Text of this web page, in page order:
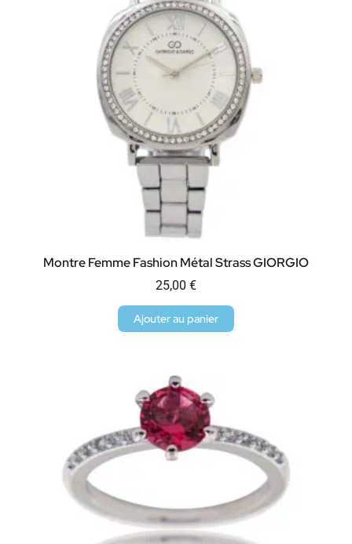
Montre Femme Fashion Métal Strass GIORGIO
25,00 €
Ajouter au panier